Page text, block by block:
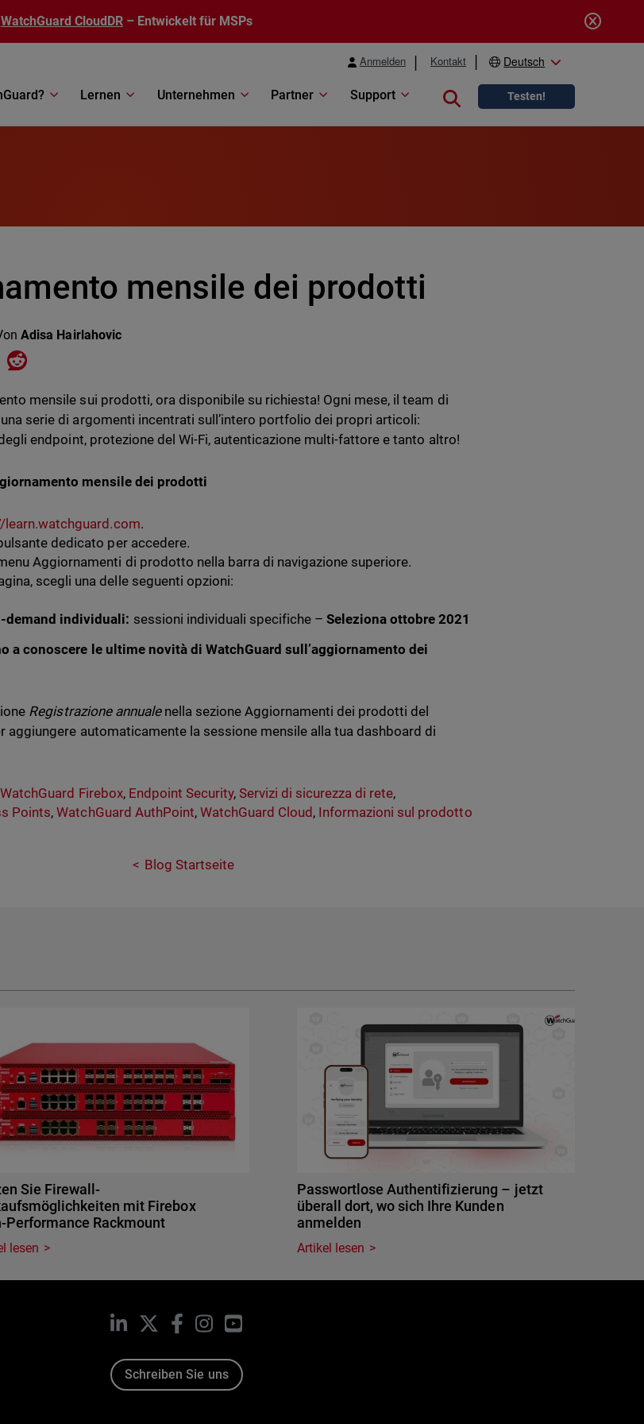
WatchGuard CloudDR – Entwickelt für MSPs
Anmelden Kontakt Deutsch
Lernen Unternehmen Partner Support Close search
Testen!
mensile dei prodotti
Adisa Hairlahovic
on X
Share on Reddit
mensile sui prodotti, ora disponibile su richiesta! Ogni mese, il team di
serie di argomenti incentrati sull’intero portfolio dei propri articoli:
endpoint, protezione del Wi-Fi, autenticazione multi-fattore e tanto altro!
mensile dei prodotti
learn.watchguard.com.
dedicato per accedere.
Aggiornamenti di prodotto nella barra di navigazione superiore.
scegli una delle seguenti opzioni:
demand individuali: sessioni individuali specifiche – Seleziona ottobre 2021
a conoscere le ultime novità di WatchGuard sull’aggiornamento dei
Registrazione annualenella sezione Aggiornamenti dei prodotti del
aggiungere automaticamente la sessione mensile alla tua dashboard di
WatchGuard Firebox, Endpoint Security, Servizi di sicurezza di rete,
Points,WatchGuard AuthPoint, WatchGuard Cloud , Informazioni sul prodotto
Blog Startseite
Sie Firewall-
mit Firebox
Performance Rackmount
lesen
Passwortlose Authentifizierung – jetzt
überall dort, wo sich Ihre Kunden
anmelden
Artikel lesen
LinkedIn Facebook
InstagramYouTube
Schreiben Sie uns